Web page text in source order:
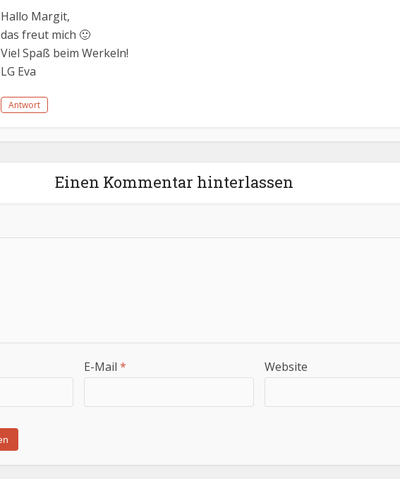
Hallo Margit,
das freut mich 🙂
Viel Spaß beim Werkeln!
LG Eva
Antwort
Einen Kommentar hinterlassen
E-Mail * Website